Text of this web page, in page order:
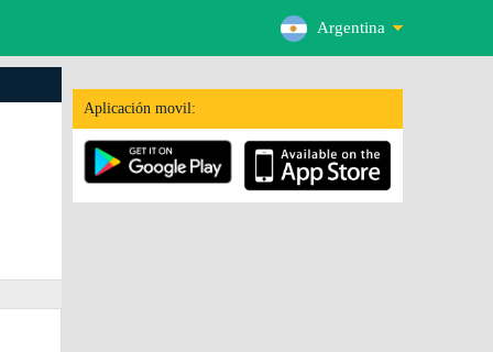
Argentina
Aplicación movil: